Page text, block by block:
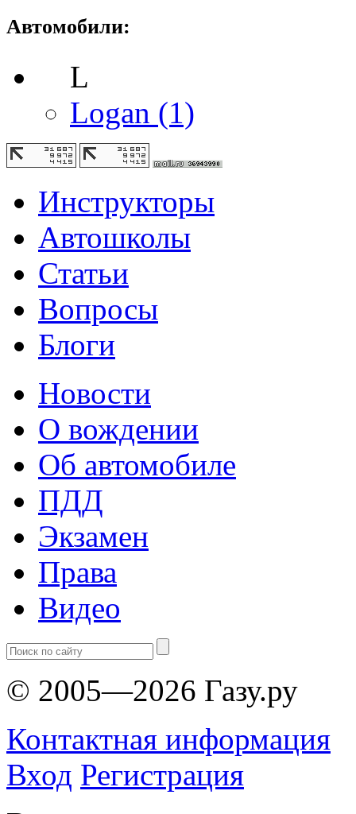
Автомобили:
L
Logan (1)
Инструкторы
Автошколы
Статьи
Вопросы
Блоги
Новости
О вождении
Об автомобиле
ПДД
Экзамен
Права
Видео
© 2005—2026 Газу.ру
Контактная информация
Вход Регистрация